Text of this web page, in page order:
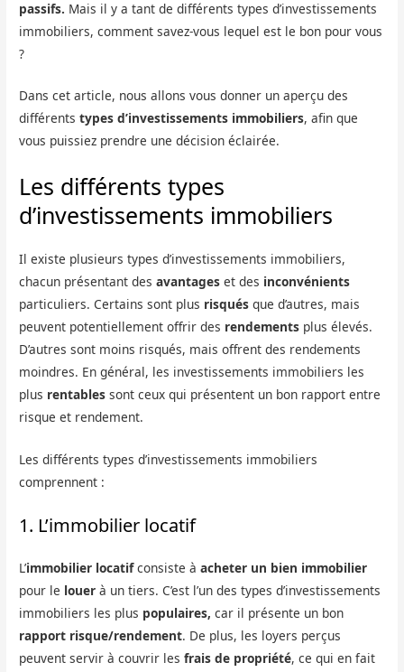
passifs. Mais il y a tant de différents types d’investissements
immobiliers, comment savez-vous lequel est le bon pour vous
?
Dans cet article, nous allons vous donner un aperçu des
différentstypes d’investissements immobiliers, afin que
vous puissiez prendre une décision éclairée.
Les différents types
d’investissements immobiliers
Il existe plusieurs types d’investissements immobiliers,
chacun présentant desavantages et des inconvénients
particuliers. Certains sont plus risqués que d’autres, mais
peuvent potentiellement offrir des rendements plus élevés.
D’autres sont moins risqués, mais offrent des rendements
moindres. En général, les investissements immobiliers les
plus rentables sont ceux qui présentent un bon rapport entre
risque et rendement.
Les différents types d’investissements immobiliers
comprennent :
1. L’immobilier locatif
L’immobilier locatifconsiste à acheter un bien immobilier
pour le louer à un tiers. C’est l’un des types d’investissements
immobiliers les plus populaires, car il présente un bon
rapport risque/rendement. De plus, les loyers perçus
peuvent servir à couvrir les frais de propriété, ce qui en fait